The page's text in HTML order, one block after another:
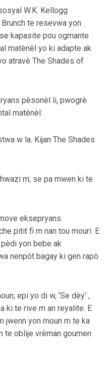
W.K. Kellogg
te resevwa yon
kapasite pou ogmante
matènèl yo ki adapte ak
atravè The Shades of
pèsonèl li, pwogrè
matènèl:
w la. Kijan The Shades
m; se pa mwen ki te
eksepryans
pitit fi m nan tou mouri. E
yon bebe ak
nenpòt bagay ki gen rapò
epi yo di w, ‘Se dèy’ ,
ki te rive m an reyalite. E
jwenn yon moun m te ka
te oblije vrèman goumen